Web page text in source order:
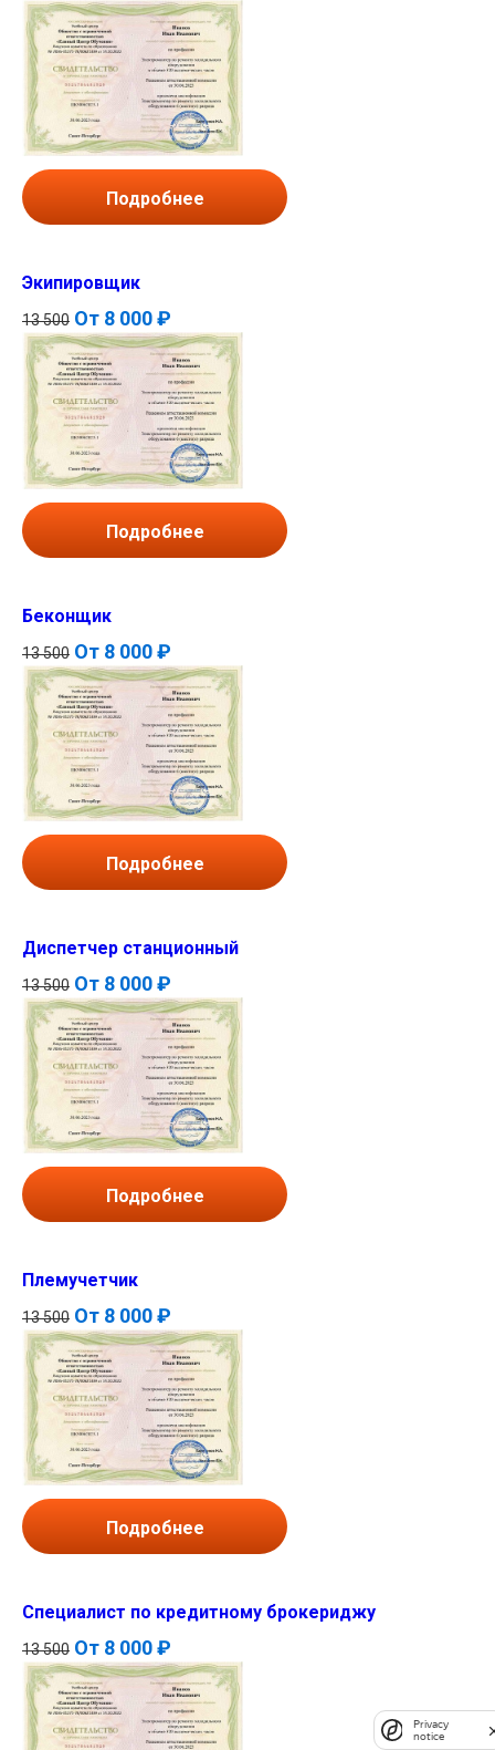
Подробнее
Экипировщик
13 500 От 8 000 ₽
Подробнее
Беконщик
13 500 От 8 000 ₽
Подробнее
Диспетчер станционный
13 500 От 8 000 ₽
Подробнее
Племучетчик
13 500 От 8 000 ₽
Подробнее
Специалист по кредитному брокериджу
13 500 От 8 000 ₽
Privacy
notice